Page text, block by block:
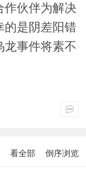
作伙伴为解决
的是阴差阳错
龙事件将素不
看全部 倒序浏览